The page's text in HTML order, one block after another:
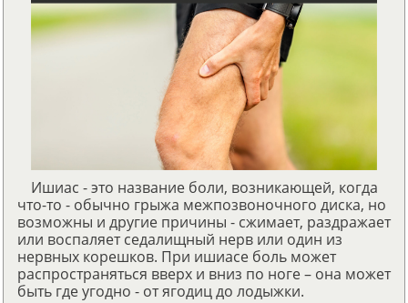
Ишиас - это название боли, возникающей, когда
что-то - обычно грыжа межпозвоночного диска, но
возможны и другие причины - сжимает, раздражает
или воспаляет седалищный нерв или один из
нервных корешков. При ишиасе боль может
распространяться вверх и вниз по ноге – она может
быть где угодно - от ягодиц до лодыжки.